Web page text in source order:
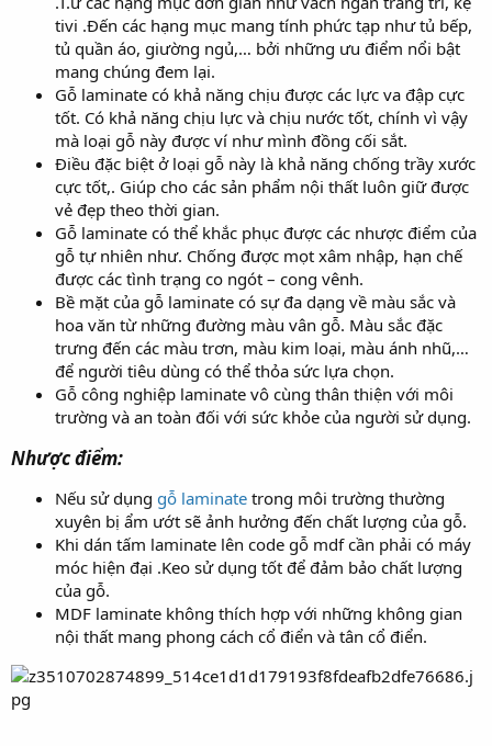
tivi .Đến các hạng mục mang tính phức tạp như tủ bếp,
tủ quần áo, giường ngủ,… bởi những ưu điểm nổi bật
mang chúng đem lại.
Gỗ laminate có khả năng chịu được các lực va đập cực
tốt. Có khả năng chịu lực và chịu nước tốt, chính vì vậy
mà loại gỗ này được ví như mình đồng cối sắt.
Điều đặc biệt ở loại gỗ này là khả năng chống trầy xước
cực tốt,. Giúp cho các sản phẩm nội thất luôn giữ được
vẻ đẹp theo thời gian.
Gỗ laminate có thể khắc phục được các nhược điểm của
gỗ tự nhiên như. Chống được mọt xâm nhập, hạn chế
được các tình trạng co ngót – cong vênh.
Bề mặt của gỗ laminate có sự đa dạng về màu sắc và
hoa văn từ những đường màu vân gỗ. Màu sắc đặc
trưng đến các màu trơn, màu kim loại, màu ánh nhũ,…
để người tiêu dùng có thể thỏa sức lựa chọn.
Gỗ công nghiệp laminate vô cùng thân thiện với môi
trường và an toàn đối với sức khỏe của người sử dụng.
Nhược điểm:
Nếu sử dụng gỗ laminate trong môi trường thường
xuyên bị ẩm ướt sẽ ảnh hưởng đến chất lượng của gỗ.
Khi dán tấm laminate lên code gỗ mdf cần phải có máy
móc hiện đại .Keo sử dụng tốt để đảm bảo chất lượng
của gỗ.
MDF laminate không thích hợp với những không gian
nội thất mang phong cách cổ điển và tân cổ điển.